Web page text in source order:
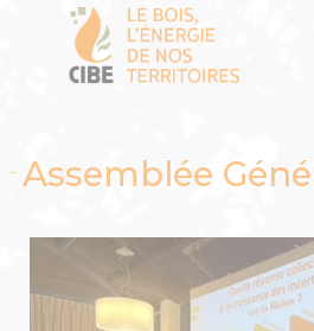
Assemblée